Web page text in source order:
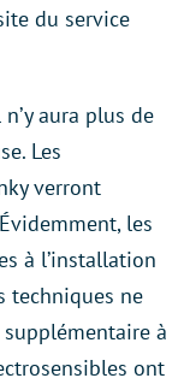
du service
aura plus de
Les
verront
les
à l’installation
techniques ne
à
ont